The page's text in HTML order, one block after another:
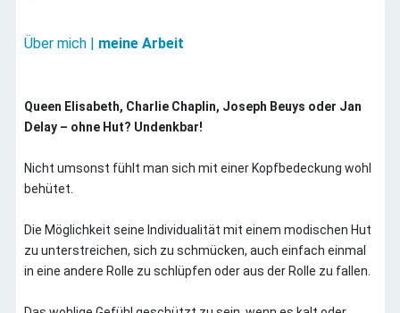
Über mich | meine Arbeit
Queen Elisabeth, Charlie Chaplin, Joseph Beuys oder Jan
Delay – ohne Hut? Undenkbar!
Nicht umsonst fühlt man sich mit einer Kopfbedeckung wohl
behütet.
Die Möglichkeit seine Individualität mit einem modischen Hut
zu unterstreichen, sich zu schmücken, auch einfach einmal
in eine andere Rolle zu schlüpfen oder aus der Rolle zu fallen.